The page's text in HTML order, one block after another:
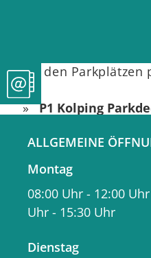
auf den Parkplätzen
P1 Kolping
Klostergraben |
Nestor/
1. Stunde gratis
ab der 3.
ALLGEMEINE
Montag
08:00 Uhr - 12:00 Uhr
Uhr - 15:30 Uhr
Dienstag